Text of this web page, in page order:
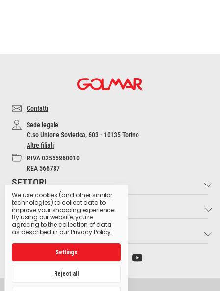
Contatti
Sede legale
C.so Unione Sovietica, 603 - 10135 Torino
Altre filiali
P.IVA 02555860010
REA 566787
SETTORI
Industria e Artigianato
Settore Medico
Settore Estetico
Hospitality
Produzione Agroalimentare
INFO
Contatti
Cultura dell'Igiene
Glossario dei pittogrammi
LINK UTILI
Archivio preparati pericolosi
Ministero della Salute
We use cookies (and other similar
technologies) to collect data to
improve your shopping experience.
By using our website, you're
agreeing to the collection of data
as described in ourPrivacy Policy.
Settings
Reject all